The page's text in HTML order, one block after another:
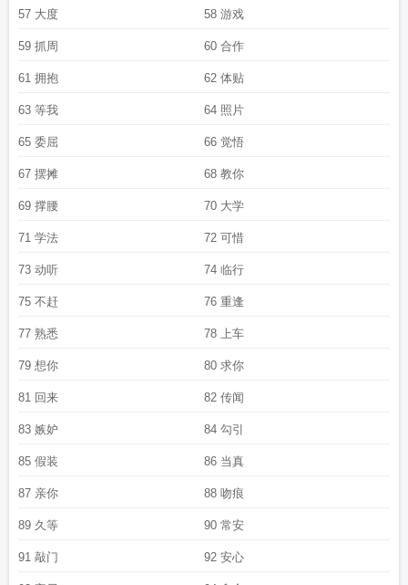
57 大度 58 游戏
59 抓周 60 合作
61 拥抱 62 体贴
63 等我 64 照片
65 委屈 66 觉悟
67 摆摊 68 教你
69 撑腰 70 大学
71 学法 72 可惜
73 动听 74 临行
75 不赶 76 重逢
77 熟悉 78 上车
79 想你 80 求你
81 回来 82 传闻
83 嫉妒 84 勾引
85 假装 86 当真
87 亲你 88 吻痕
89 久等 90 常安
91 敲门 92 安心